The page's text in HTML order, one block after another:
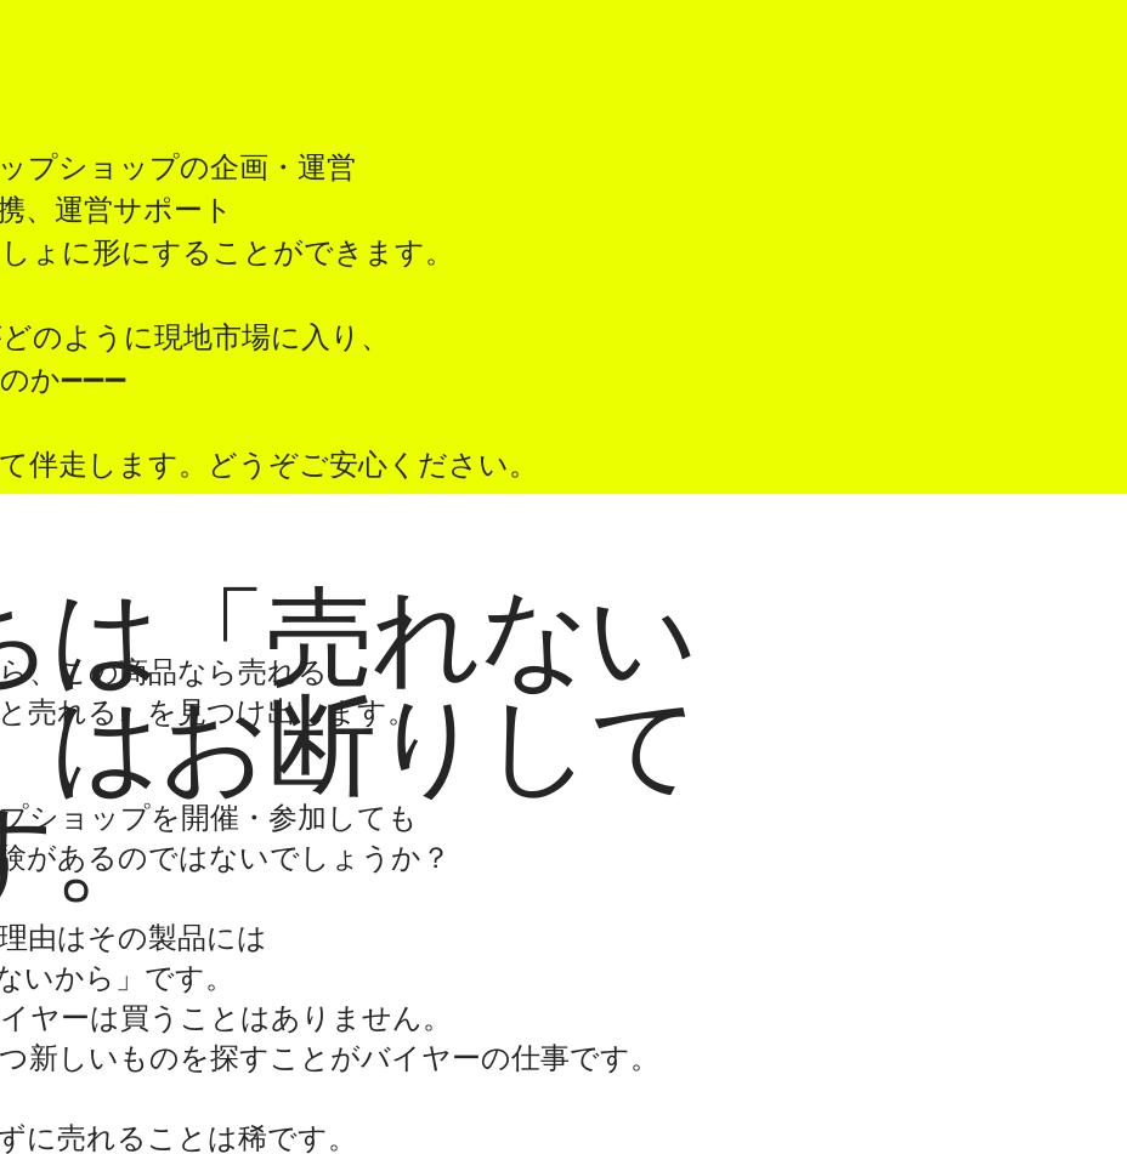
プショップの企画・運営
、運営サポート
ょに形にすることができます。
のように現地市場に入り、
か➖➖➖
伴走します。どうぞご安心ください。
は「売れない
はお断りして
。
、この商品なら売れる、
売れる、​を見つけ出します。
ショップを開催・参加しても
があるのではないでしょうか？
由はその製品には
いから」です。
ヤーは買うことはありません。
新しいものを探すことがバイヤーの仕事です。
に売れることは稀です。